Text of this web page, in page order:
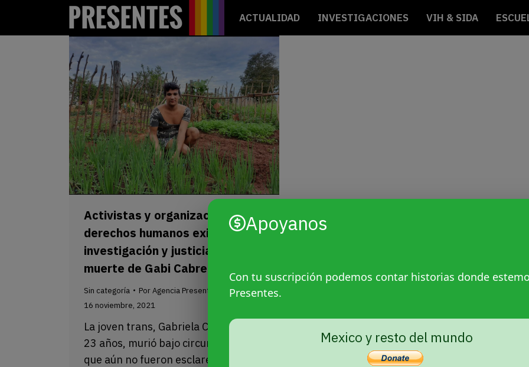
ACTUALIDAD INVESTIGACIONES VIH & SIDA
Apoyanos
Con tu suscripción podemos contar historias donde
Presentes.
Mexico y resto del mundo
Activistas y organizaciones de
derechos humanos exigen
investigación y justicia por la
muerte de Gabi Cabrera
Sin categoría PorAgencia Presentes
16 noviembre, 2021
La joven trans, Gabriela Cabrera, de
23 años, murió bajo circunstancias
que aún no fueron esclarecidas por